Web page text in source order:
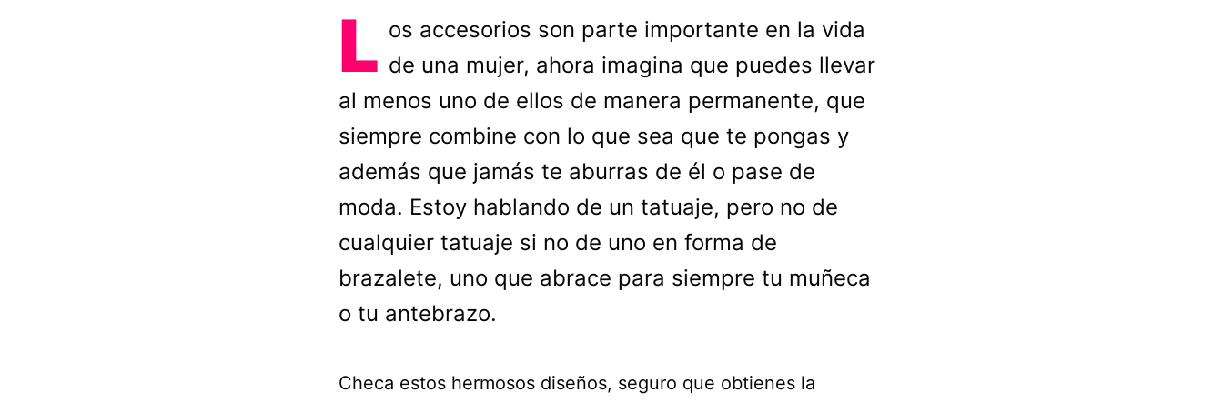
L os accesorios son parte importante en la vida
de una mujer, ahora imagina que puedes llevar
al menos uno de ellos de manera permanente, que
siempre combine con lo que sea que te pongas y
además que jamás te aburras de él o pase de
moda. Estoy hablando de un tatuaje, pero no de
cualquier tatuaje si no de uno en forma de
brazalete, uno que abrace para siempre tu muñeca
o tu antebrazo.
Checa estos hermosos diseños, seguro que obtienes la